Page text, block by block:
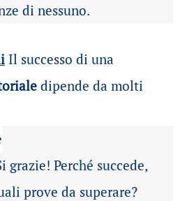
di nessuno.
Il successo di una
dipende da molti
grazie! Perché succede,
prove da superare?